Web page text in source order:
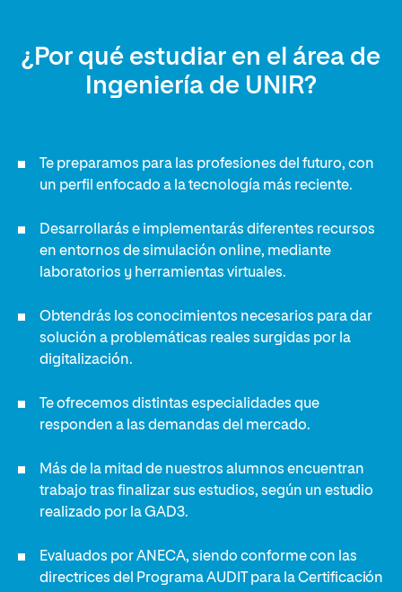
¿Por qué estudiar en el área de
Ingeniería de UNIR?
Te preparamos para las profesiones del futuro, con
un perfil enfocado a la tecnología más reciente.
Desarrollarás e implementarás diferentes recursos
en entornos de simulación online, mediante
laboratorios y herramientas virtuales.
Obtendrás los conocimientos necesarios para dar
solución a problemáticas reales surgidas por la
digitalización.
Te ofrecemos distintas especialidades que
responden a las demandas del mercado.
Más de la mitad de nuestros alumnos encuentran
trabajo tras finalizar sus estudios, según un estudio
realizado por la GAD3.
Evaluados por ANECA, siendo conforme con las
directrices del Programa AUDIT para la Certificación